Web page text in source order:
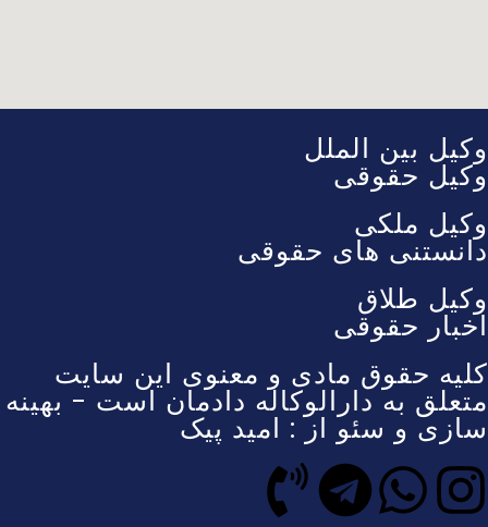
وکیل بین الملل
وکیل حقوقی
وکیل ملکی
دانستنی های حقوقی
وکیل طلاق
اخبار حقوقی
کلیه حقوق مادی و معنوی این سایت
متعلق به دارالوکاله دادمان است - بهینه
سازی و سئو از : امید پیک